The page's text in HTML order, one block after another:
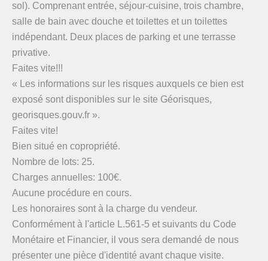
sol). Comprenant entrée, séjour-cuisine, trois chambre,
salle de bain avec douche et toilettes et un toilettes
indépendant. Deux places de parking et une terrasse
privative.
Faites vite!!!
« Les informations sur les risques auxquels ce bien est
exposé sont disponibles sur le site Géorisques,
georisques.gouv.fr ».
Faites vite!
Bien situé en copropriété.
Nombre de lots: 25.
Charges annuelles: 100€.
Aucune procédure en cours.
Les honoraires sont à la charge du vendeur.
Conformément à l'article L.561-5 et suivants du Code
Monétaire et Financier, il vous sera demandé de nous
présenter une pièce d'identité avant chaque visite.